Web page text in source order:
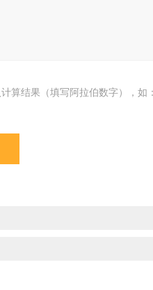
算结果（填写阿拉伯数字），如